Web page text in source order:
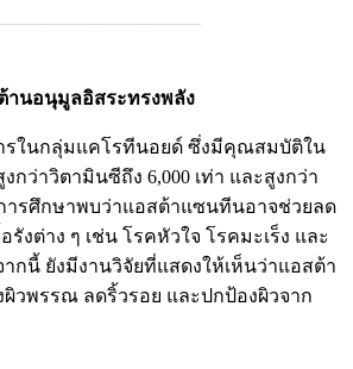
นอนุมูลอิสระทรงพลัง
รในกลุ่มแคโรทีนอยด์ ซึ่งมีคุณสมบัติใน
กว่าวิตามินซีถึง 6,000 เท่า และสูงกว่า
ารศึกษาพบว่าแอสต้าแซนทีนอาจช่วยลด
รังต่าง ๆ เช่น โรคหัวใจ โรคมะเร็ง และ
กนี้ ยังมีงานวิจัยที่แสดงให้เห็นว่าแอสต้า
วพรรณ ลดริ้วรอย และปกป้องผิวจาก